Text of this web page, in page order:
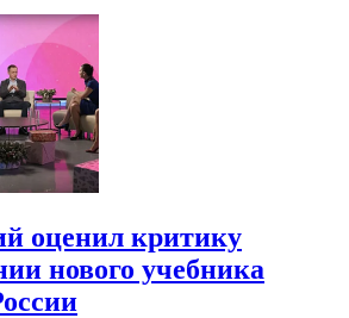
оценил критику
нового учебника